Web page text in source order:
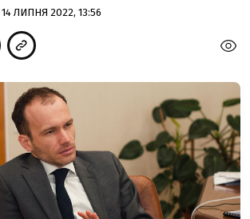
ЛИПНЯ 2022, 13:56